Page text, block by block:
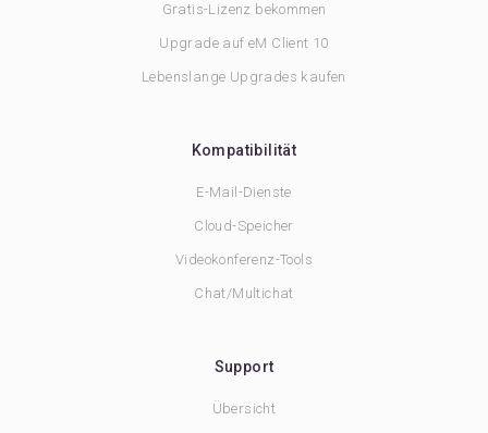
Gratis-Lizenz bekommen
Upgrade auf eM Client 10
Lebenslange Upgrades kaufen
Kompatibilität
E-Mail-Dienste
Cloud-Speicher
Videokonferenz-Tools
Chat/Multichat
Support
Übersicht